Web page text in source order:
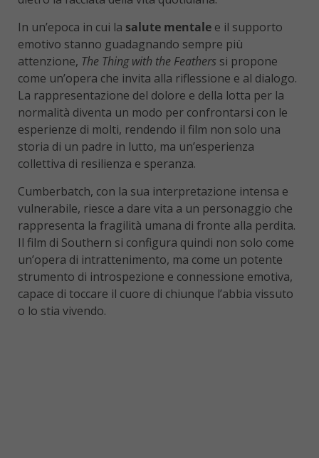
In un’epoca in cui la salute mentale e il supporto
emotivo stanno guadagnando sempre più
attenzione, The Thing with the Feathers si propone
come un’opera che invita alla riflessione e al dialogo.
La rappresentazione del dolore e della lotta per la
normalità diventa un modo per confrontarsi con le
esperienze di molti, rendendo il film non solo una
storia di un padre in lutto, ma un’esperienza
collettiva di resilienza e speranza.
Cumberbatch, con la sua interpretazione intensa e
vulnerabile, riesce a dare vita a un personaggio che
rappresenta la fragilità umana di fronte alla perdita.
Il film di Southern si configura quindi non solo come
un’opera di intrattenimento, ma come un potente
strumento di introspezione e connessione emotiva,
capace di toccare il cuore di chiunque l’abbia vissuto
o lo stia vivendo.